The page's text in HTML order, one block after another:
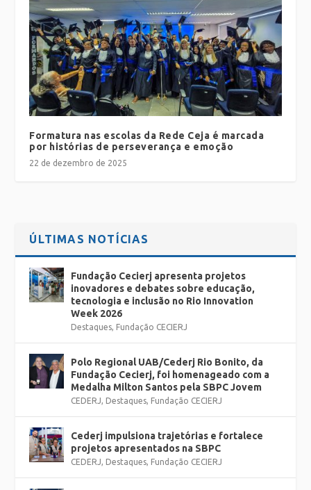
Formatura nas escolas da Rede Ceja é marcada
por histórias de perseverança e emoção
22 de dezembro de 2025
ÚLTIMAS NOTÍCIAS
Fundação Cecierj apresenta projetos
inovadores e debates sobre educação,
tecnologia e inclusão no Rio Innovation
Week 2026
Destaques, Fundação CECIERJ
Polo Regional UAB/Cederj Rio Bonito, da
Fundação Cecierj, foi homenageado com a
Medalha Milton Santos pela SBPC Jovem
CEDERJ, Destaques, Fundação CECIERJ
Cederj impulsiona trajetórias e fortalece
projetos apresentados na SBPC
CEDERJ, Destaques, Fundação CECIERJ